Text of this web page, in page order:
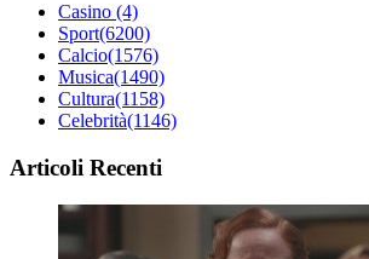
Casino (4)
Sport(6200)
Calcio(1576)
Musica(1490)
Cultura(1158)
Celebrità(1146)
Articoli Recenti